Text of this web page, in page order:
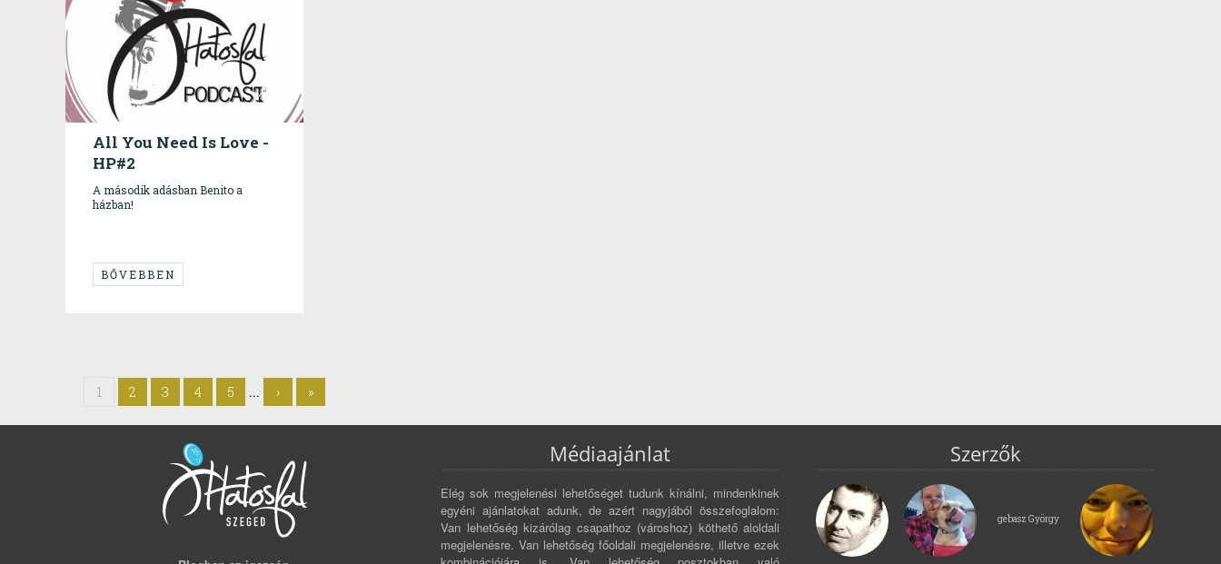
All You Need Is Love -
HP#2
A második adásban Benito a
házban!
BŐVEBBEN
1 2 3 4 5 ... › »
Médiaajánlat
Elég sok megjelenési lehetőséget tudunk kínálni, mindenkinek
egyéni ajánlatokat adunk, de azért nagyjából összefoglalom:
Van lehetőség kizárólag csapathoz (városhoz) köthető aloldali
megjelenésre. Van lehetőség főoldali megjelenésre, illetve ezek
Szerzők
gebasz György